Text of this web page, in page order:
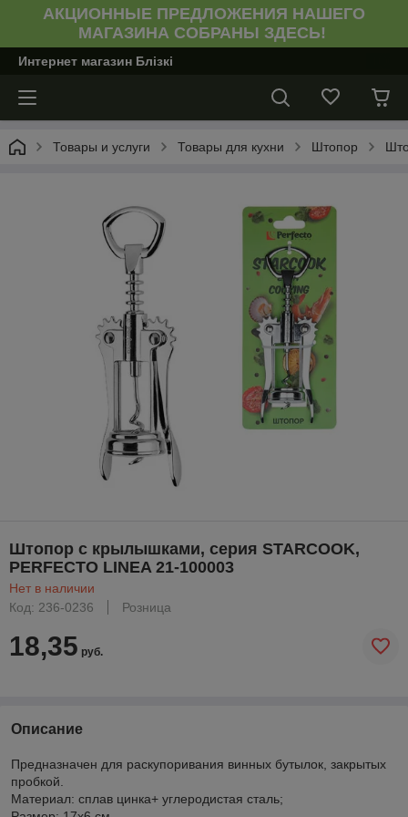
АКЦИОННЫЕ ПРЕДЛОЖЕНИЯ НАШЕГО
МАГАЗИНА СОБРАНЫ ЗДЕСЬ!
Интернет магазин Блiзкi
Товары и услуги Товары для кухни Штопор
Штопор с крылышками, серия STARCOOK,
PERFECTO LINEA 21-100003
Нет в наличии
Код: 236-0236
Розница
18,35 руб.
Описание
Предназначен для раскупоривания винных бутылок, закрытых
пробкой.
Материал: cплав цинка+ углеродистая сталь;